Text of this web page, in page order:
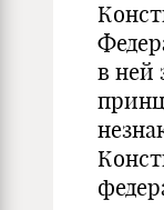
в ней